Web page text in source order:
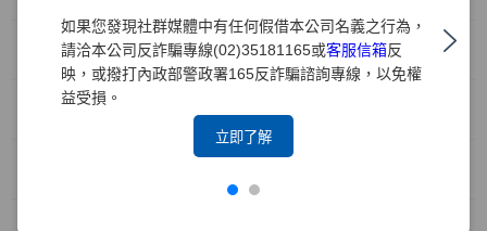
如果您發現社群媒體中有任何假借本公司名義之行為，
請洽本公司反詐騙專線(02)35181165或客服信箱反
映，或撥打內政部警政署165反詐騙諮詢專線，以免權
益受損。
立即了解
9.哪些商品適用逐筆撮合？
10.逐筆撮合會增加哪些委託型態？